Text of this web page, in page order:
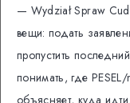
— Wydział Spraw
вещи: подать
пропустить
понимать, где